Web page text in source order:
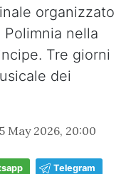
organizzato
Polimnia nella
Tre giorni
dei
May 2026, 20:00
Telegram